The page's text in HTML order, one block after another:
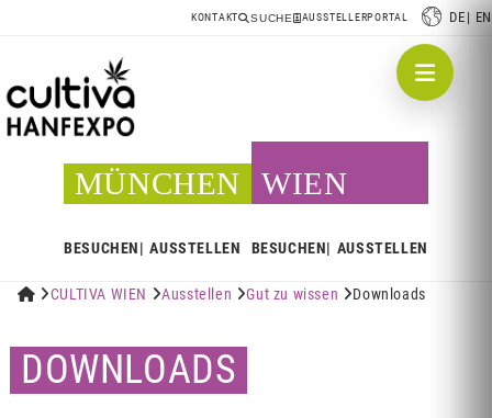
KONTAKT SUCHE AUSSTELLERPORTAL DE EN
MÜNCHEN
BESUCHEN AUSSTELLEN
WIEN
BESUCHEN AUSSTELLEN
 CULTIVA WIEN Ausstellen Gut zu wissen Downloads
DOWNLOADS